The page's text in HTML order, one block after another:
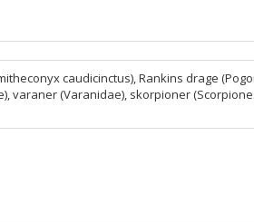
caudicinctus), Rankins drage
varaner (Varanidae), skorpioner